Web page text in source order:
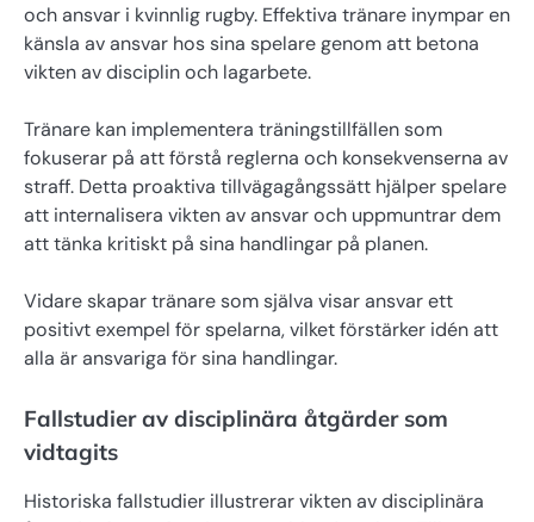
och ansvar i kvinnlig rugby. Effektiva tränare inympar en
känsla av ansvar hos sina spelare genom att betona
vikten av disciplin och lagarbete.
Tränare kan implementera träningstillfällen som
fokuserar på att förstå reglerna och konsekvenserna av
straff. Detta proaktiva tillvägagångssätt hjälper spelare
att internalisera vikten av ansvar och uppmuntrar dem
att tänka kritiskt på sina handlingar på planen.
Vidare skapar tränare som själva visar ansvar ett
positivt exempel för spelarna, vilket förstärker idén att
alla är ansvariga för sina handlingar.
Fallstudier av disciplinära åtgärder som
vidtagits
Historiska fallstudier illustrerar vikten av disciplinära